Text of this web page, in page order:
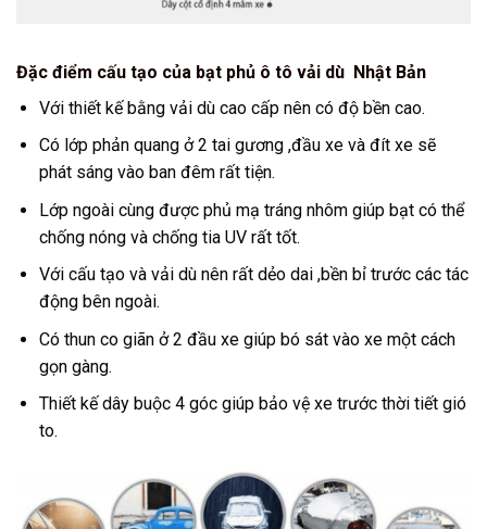
Đặc điểm cấu tạo của bạt phủ ô tô vải dù Nhật Bản
Với thiết kế bằng vải dù cao cấp nên có độ bền cao.
Có lớp phản quang ở 2 tai gương ,đầu xe và đít xe sẽ
phát sáng vào ban đêm rất tiện.
Lớp ngoài cùng được phủ mạ tráng nhôm giúp bạt có thể
chống nóng và chống tia UV rất tốt.
Với cấu tạo và vải dù nên rất dẻo dai ,bền bỉ trước các tác
động bên ngoài.
Có thun co giãn ở 2 đầu xe giúp bó sát vào xe một cách
gọn gàng.
Thiết kế dây buộc 4 góc giúp bảo vệ xe trước thời tiết gió
to.